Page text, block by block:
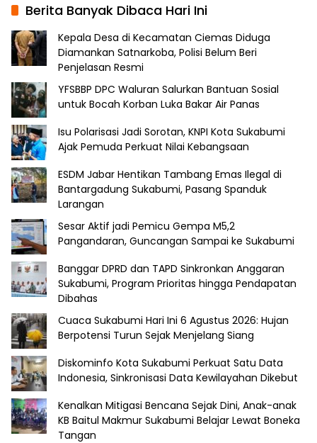
Berita Banyak Dibaca Hari Ini
Kepala Desa di Kecamatan Ciemas Diduga
Diamankan Satnarkoba, Polisi Belum Beri
Penjelasan Resmi
YFSBBP DPC Waluran Salurkan Bantuan Sosial
untuk Bocah Korban Luka Bakar Air Panas
Isu Polarisasi Jadi Sorotan, KNPI Kota Sukabumi
Ajak Pemuda Perkuat Nilai Kebangsaan
ESDM Jabar Hentikan Tambang Emas Ilegal di
Bantargadung Sukabumi, Pasang Spanduk
Larangan
Sesar Aktif jadi Pemicu Gempa M5,2
Pangandaran, Guncangan Sampai ke Sukabumi
Banggar DPRD dan TAPD Sinkronkan Anggaran
Sukabumi, Program Prioritas hingga Pendapatan
Dibahas
Cuaca Sukabumi Hari Ini 6 Agustus 2026: Hujan
Berpotensi Turun Sejak Menjelang Siang
Diskominfo Kota Sukabumi Perkuat Satu Data
Indonesia, Sinkronisasi Data Kewilayahan Dikebut
Kenalkan Mitigasi Bencana Sejak Dini, Anak-anak
KB Baitul Makmur Sukabumi Belajar Lewat Boneka
Tangan